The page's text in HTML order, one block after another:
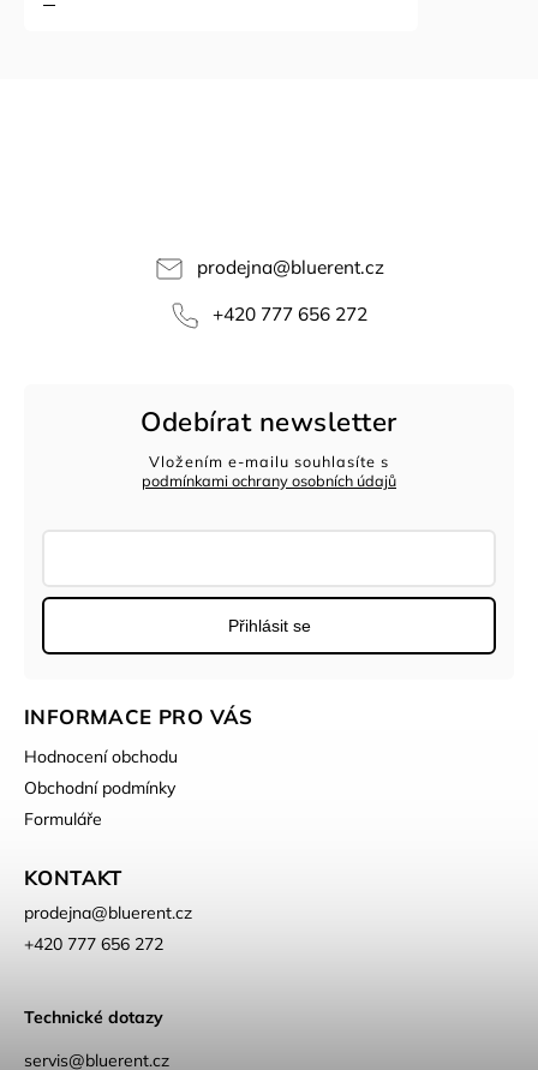
prodejna@bluerent.cz
+420 777 656 272
Odebírat newsletter
Vložením e-mailu souhlasíte s
podmínkami ochrany osobních údajů
Přihlásit se
INFORMACE PRO VÁS
Hodnocení obchodu
Obchodní podmínky
Formuláře
KONTAKT
prodejna@bluerent.cz
+420 777 656 272
Technické dotazy
servis@bluerent.cz